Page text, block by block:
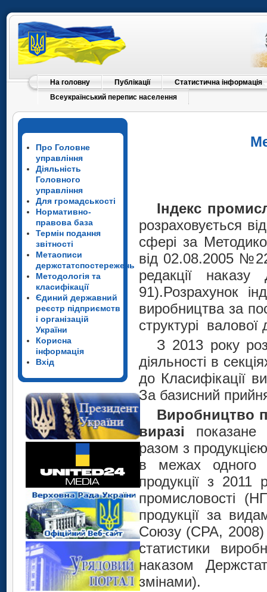
На головну Публікації
Статистична інформація
Всеукраїнський перепис населення
Про Головне
управління
Діяльність
Головного
управління
Для громадськості
Нормативно-
правова база
Термін подання
звітності
Метаописи
держстатспостережень
Методологія та
класифікації
Єдиний державний
реєстр підприємств
і організацій
України
Корисна
інформація
Вхід
Індекс
розраховується
сфері за
від 02.08.2005
редакції
91).Розрахунок
виробництва за
структурі валової
З 2013 року
діяльності в
до Класифікації
За базисний
Виробництво
виразі
разом з
в межах одного
продукції з 2011
промисловості
продукції за
Союзу (СРА, 2008)
статистики
наказом
змінами).